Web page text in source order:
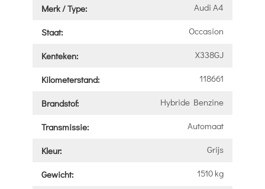
Merk / Type: Audi A4
Staat: Occasion
Kenteken: X338GJ
Kilometerstand: 118661
Brandstof: Hybride Benzine
Transmissie: Automaat
Kleur: Grijs
Gewicht: 1510 kg